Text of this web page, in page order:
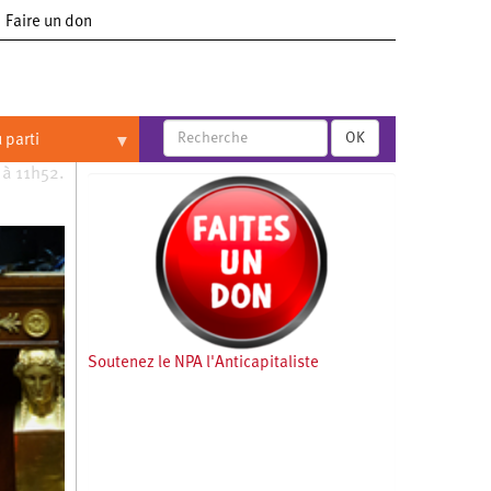
Faire un don
parti OK
11h52.
Soutenez le NPA l'Anticapitaliste